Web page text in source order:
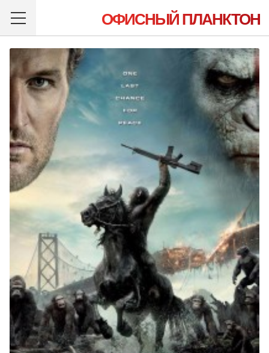
ОФИСНЫЙ ПЛАНКТОН